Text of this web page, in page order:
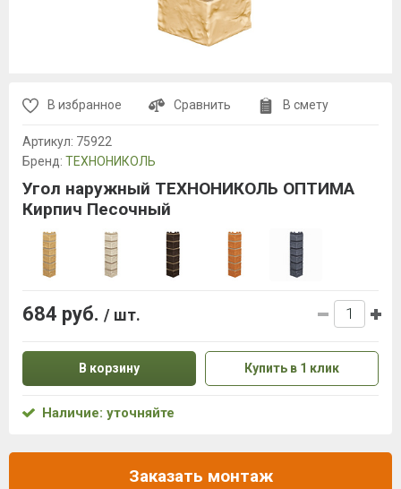
В избранное Сравнить В смету
Артикул: 75922
Бренд: ТЕХНОНИКОЛЬ
Угол наружный ТЕХНОНИКОЛЬ ОПТИМА
Кирпич Песочный
684 руб. / шт.
В корзину Купить в 1 клик
Наличие: уточняйте
Заказать монтаж